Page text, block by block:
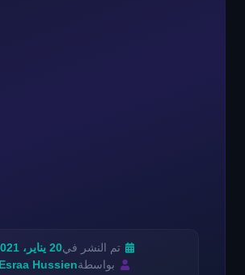
تم النشر في20 يناير، 2021
بواسطةEsraa Hussien